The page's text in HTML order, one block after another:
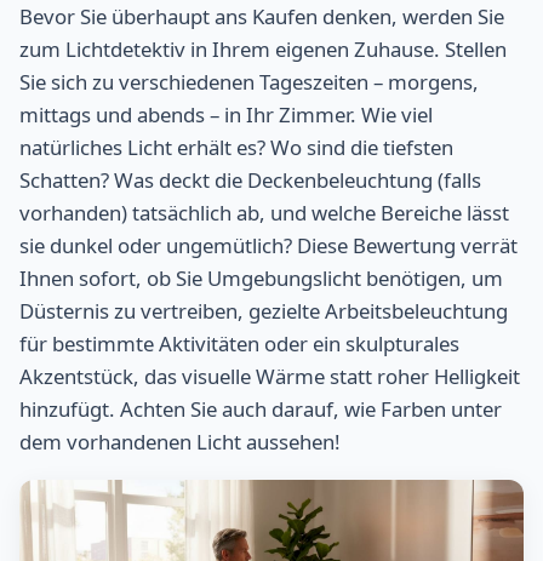
Bevor Sie überhaupt ans Kaufen denken, werden Sie
zum Lichtdetektiv in Ihrem eigenen Zuhause. Stellen
Sie sich zu verschiedenen Tageszeiten – morgens,
mittags und abends – in Ihr Zimmer. Wie viel
natürliches Licht erhält es? Wo sind die tiefsten
Schatten? Was deckt die Deckenbeleuchtung (falls
vorhanden) tatsächlich ab, und welche Bereiche lässt
sie dunkel oder ungemütlich? Diese Bewertung verrät
Ihnen sofort, ob Sie Umgebungslicht benötigen, um
Düsternis zu vertreiben, gezielte Arbeitsbeleuchtung
für bestimmte Aktivitäten oder ein skulpturales
Akzentstück, das visuelle Wärme statt roher Helligkeit
hinzufügt. Achten Sie auch darauf, wie Farben unter
dem vorhandenen Licht aussehen!